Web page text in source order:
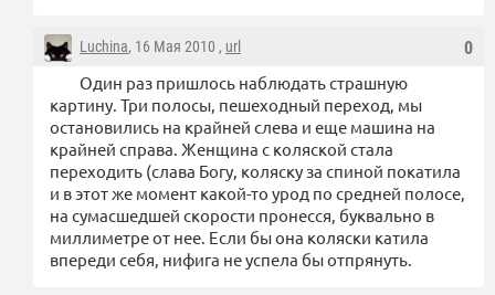
0
Luchina, 16 Мая 2010 , url
Один раз пришлось наблюдать страшную
картину. Три полосы, пешеходный переход, мы
остановились на крайней слева и еще машина на
крайней справа. Женщина с коляской стала
переходить (слава Богу, коляску за спиной покатила
и в этот же момент какой-то урод по средней полосе,
на сумасшедшей скорости пронесся, буквально в
миллиметре от нее. Если бы она коляски катила
впереди себя, нифига не успела бы отпрянуть.